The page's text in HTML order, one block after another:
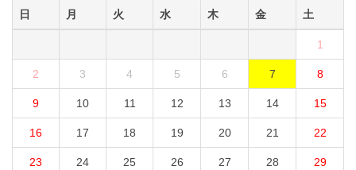
日 月 火 水 木 金 土
1
2 3 4 5 6 7 8
9 10 11 12 13 14 15
16 17 18 19 20 21 22
23 24 25 26 27 28 29